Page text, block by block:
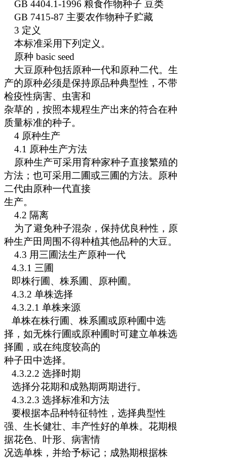
GB 4404.1-1996 粮食作物种子 豆类
GB 7415-87 主要农作物种子贮藏
3 定义
本标准采用下列定义。
原种 basic seed
大豆原种包括原种一代和原种二代。生
产的原种必须是保持原品种典型性，不带
检疫性病害、虫害和
杂草的，按照本规程生产出来的符合在种
质量标准的种子。
4 原种生产
4.1 原种生产方法
原种生产可采用育种家种子直接繁殖的
方法；也可采用二圃或三圃的方法。原种
二代由原种一代直接
生产。
4.2 隔离
为了避免种子混杂，保持优良种性，原
种生产田周围不得种植其他品种的大豆。
4.3 用三圃法生产原种一代
4.3.1 三圃
即株行圃、株系圃、原种圃。
4.3.2 单株选择
4.3.2.1 单株来源
单株在株行圃、株系圃或原种圃中选
择，如无株行圃或原种圃时可建立单株选
择圃，或在纯度较高的
种子田中选择。
4.3.2.2 选择时期
选择分花期和成熟期两期进行。
4.3.2.3 选择标准和方法
要根据本品种特征特性，选择典型性
强、生长健壮、丰产性好的单株。花期根
据花色、叶形、病害情
况选单株，并给予标记；成熟期根据株